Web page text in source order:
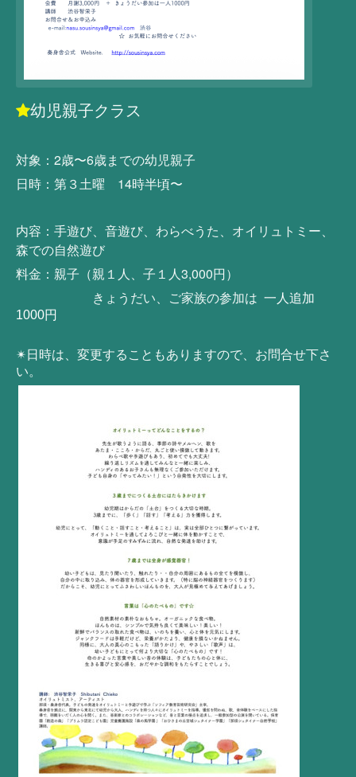
幼児親子クラス
対象：2歳〜6歳までの幼児親子
日時：第３土曜 14時半頃〜
内容：手遊び、音遊び、わらべうた、オイリュトミー、
森での自然遊び
料金：親子（親１人、子１人3,000円）
きょうだい、ご家族の参加は 一人追加
1000円
✴︎日時は、変更することもありますので、お問合せ下さ
い。